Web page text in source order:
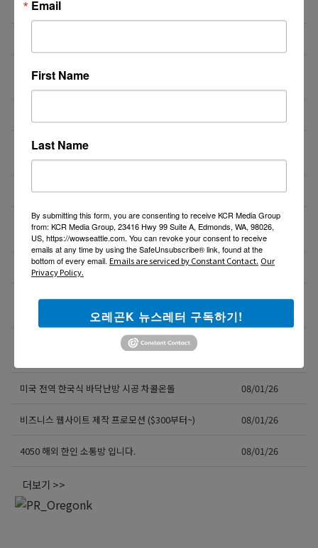
즐거운 여행운(213-388-4141)
지역 경찰까지 확대되는 이민 단속… 287(g) 프로그램
의 대대적 확장
GPA 그대로, 토플 100점, AP 막막 — 원인은 하나입니
비즈니스 웹사이트 제작 프로모션 ($300부터~) 08/03/26
‘7년 이상 거주’ 장기체류자 영주권 법안 재추진… 현
실화될 수 있을까?
08/03/26
비즈니스 웹사이트 제작 프로모션 ($300부터~) 08/02/26
액막이가 필요한 지금! 저주를 막아주는 타로부적을 저
08/01/26
[8월 무료] 공대 교수가 설명하는 AP Physics1 물리
미국 전역 한국식 바닥난방 시공 차콜온돌 08/01/26
비즈니스 웹사이트 제작 프로모션 ($300부터~) 08/01/26
4050 해외 한인 소통방 입니다. 08/01/26
더보기 >>
Email
First Name
Last Name
By submitting this form, you are consenting to receive KCR Media Group
from: KCR Media Group, 23416 Hwy 99 Suite A, Edmonds, WA, 98026,
US, https://wowseattle.com. You can revoke your consent to receive
emails at any time by using the SafeUnsubscribe® link, found at the
bottom of every email. Emails are serviced by Constant Contact. Our
Privacy Policy.
오레곤K 뉴스레터 구독하기!